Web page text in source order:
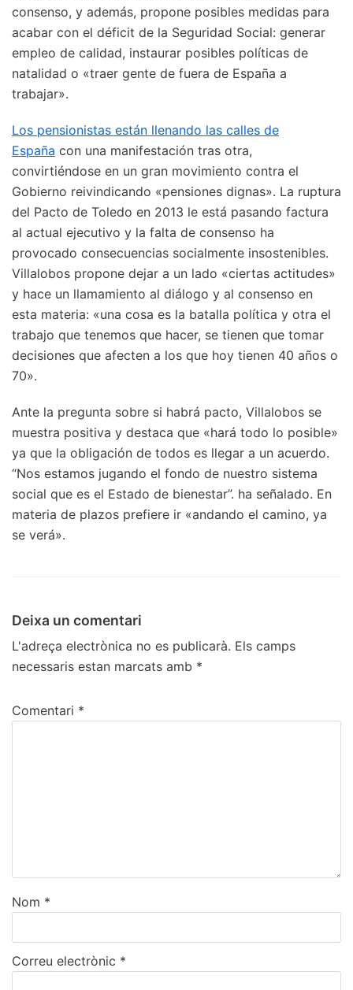
consenso, y además, propone posibles medidas para
acabar con el déficit de la Seguridad Social: generar
empleo de calidad, instaurar posibles políticas de
natalidad o «traer gente de fuera de España a
trabajar».
Los pensionistas están llenando las calles de
España con una manifestación tras otra,
convirtiéndose en un gran movimiento contra el
Gobierno reivindicando «pensiones dignas». La ruptura
del Pacto de Toledo en 2013 le está pasando factura
al actual ejecutivo y la falta de consenso ha
provocado consecuencias socialmente insostenibles.
Villalobos propone dejar a un lado «ciertas actitudes»
y hace un llamamiento al diálogo y al consenso en
esta materia: «una cosa es la batalla política y otra el
trabajo que tenemos que hacer, se tienen que tomar
decisiones que afecten a los que hoy tienen 40 años o
70».
Ante la pregunta sobre si habrá pacto, Villalobos se
muestra positiva y destaca que «hará todo lo posible»
ya que la obligación de todos es llegar a un acuerdo.
“Nos estamos jugando el fondo de nuestro sistema
social que es el Estado de bienestar”. ha señalado. En
materia de plazos prefiere ir «andando el camino, ya
se verá».
Deixa un comentari
L'adreça electrònica no es publicarà. Els camps
necessaris estan marcats amb *
Comentari *
Nom *
Correu electrònic *